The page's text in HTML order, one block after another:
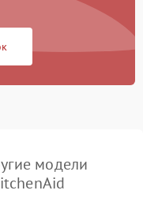
модели